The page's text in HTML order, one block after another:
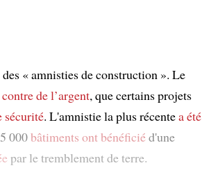
« amnisties de construction ». Le
contre de l’argent, que certains projets
sécurité. L'amnistie la plus récentea été
000bâtiments ont bénéficiéd'une
par le tremblement de terre.